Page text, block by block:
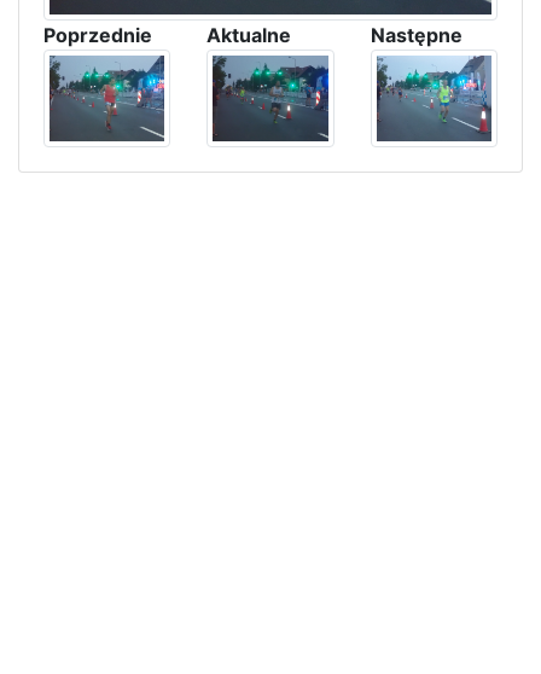
Poprzednie Aktualne Następne